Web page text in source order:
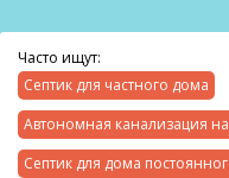
Часто ищут:
Септик для частного дома
Автономная канализация
Септик для дома